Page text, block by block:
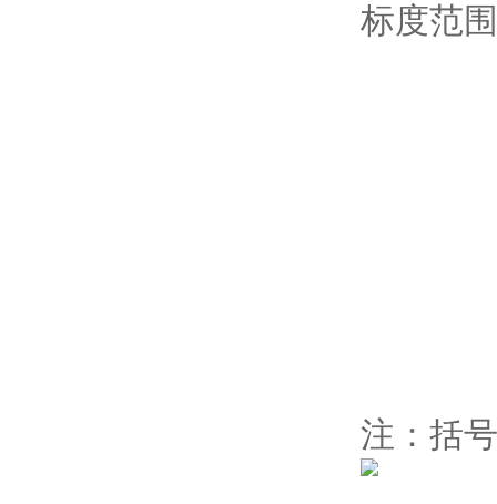
标度范
注：括